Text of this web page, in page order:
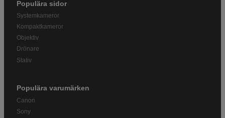
Populära sidor
Systemkameror
Kompaktkameror
Objektiv
Drönare
Stativ
Populära varumärken
Canon
Sony